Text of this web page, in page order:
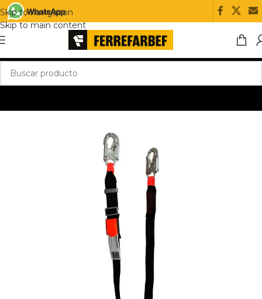
Skip to navigation
Skip to main content